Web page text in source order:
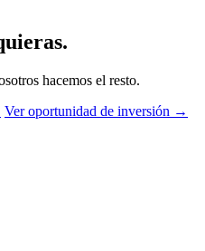
hacemos el resto.
Ver oportunidad de inversión →